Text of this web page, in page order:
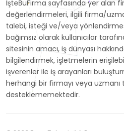
İşteBuFirma sayfasında yer alan
değerlendirmeleri, ilgili firma/
talebi, isteği ve/veya
bağımsız olarak kullanıcılar
sitesinin amacı, iş dünyası
bilgilendirmek, işletmelerin
işverenler ile iş arayanları
herhangi bir firmayı veya
desteklememektedir.